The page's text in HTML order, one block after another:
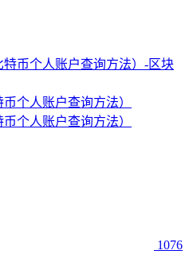
个人账户查询方法）
个人账户查询方法）
1076